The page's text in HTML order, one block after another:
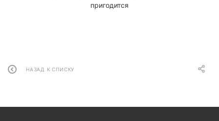
пригодится
НАЗАД К СПИСКУ